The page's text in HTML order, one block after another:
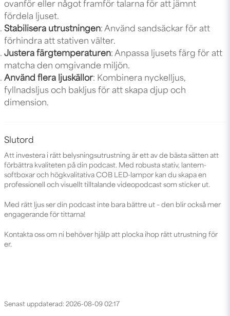
ovanför eller något framför talarna för att jämnt
fördela ljuset.
Stabilisera utrustningen: Använd sandsäckar för att
förhindra att stativen välter.
Justera färgtemperaturen: Anpassa ljusets färg för att
matcha den omgivande miljön.
Använd flera ljuskällor: Kombinera nyckelljus,
fyllnadsljus och bakljus för att skapa djup och
dimension.
Slutord
Att investera i rätt belysningsutrustning är ett av de bästa sätten att
förbättra kvaliteten på din podcast. Med robusta stativ, lantern-
softboxar och högkvalitativa COB LED-lampor kan du skapa en
professionell och visuellt tilltalande videopodcast som sticker ut.
Med rätt ljus ser din podcast inte bara bättre ut – den blir också mer
engagerande för tittarna!
Kontakta oss om ni behöver hjälp att plocka ihop rätt utrustning för
er.
Senast uppdaterad: 2026-08-09 02:17